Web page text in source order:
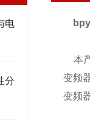
电
分
本
变频
变频